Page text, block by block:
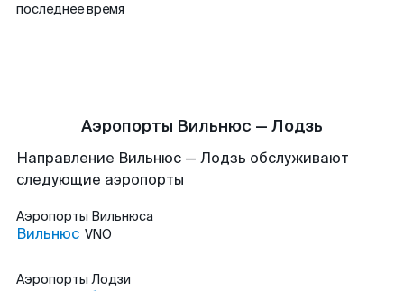
последнее время
Аэропорты Вильнюс — Лодзь
Направление Вильнюс — Лодзь обслуживают
следующие аэропорты
Аэропорты Вильнюса
Вильнюс VNO
Аэропорты Лодзи